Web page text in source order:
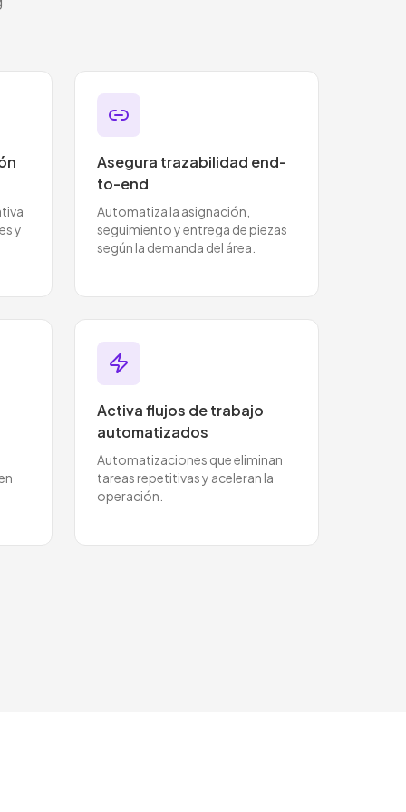
y
Asegura trazabilidad end-
to-end
Automatiza la asignación,
seguimiento y entrega de piezas
según la demanda del área.
Activa flujos de trabajo
automatizados
Automatizaciones que eliminan
tareas repetitivas y aceleran la
operación.